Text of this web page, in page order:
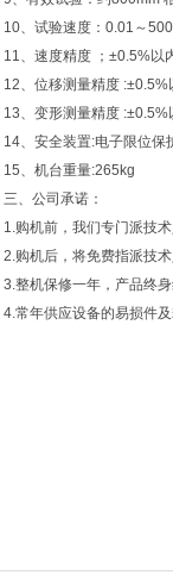
10、试验速度：0.01～
11、速度精度 ；±0.5%以
12、位移测量精度 :±0.5%
13、变形测量精度 :±0.5%
14、安全装置:电子限位保
15、机台重量:265kg
三、公司承诺：
1.购机前，我们专门派技
2.购机后，将免费指派技
3.整机保修一年，产品终
4.常年供应设备的易损件